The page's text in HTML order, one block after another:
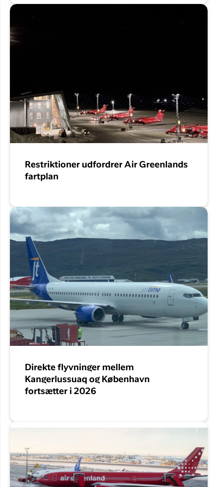
Restriktioner udfordrer Air Greenlands
fartplan
Direkte flyvninger mellem
Kangerlussuaq og København
fortsætter i 2026